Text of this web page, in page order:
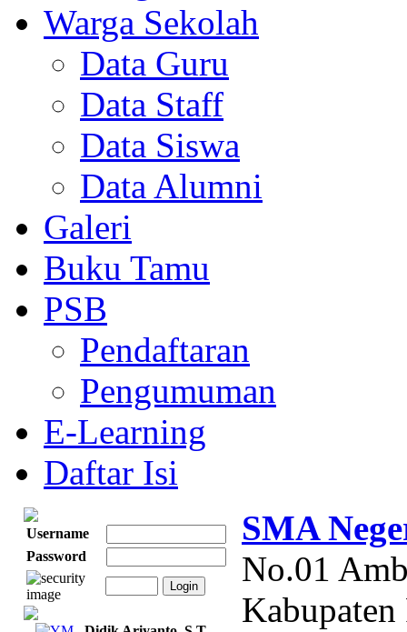
Warga Sekolah
Data Guru
Data Staff
Data Siswa
Data Alumni
Galeri
Buku Tamu
PSB
Pendaftaran
Pengumuman
E-Learning
Daftar Isi
Username
Password
SMA
No.01